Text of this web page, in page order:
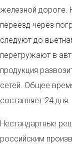
железной дороге.
переезд через
следуют до
перегружают в
продукция
сетей. Общее
составляет 24 дня.
Нестандартные
российским